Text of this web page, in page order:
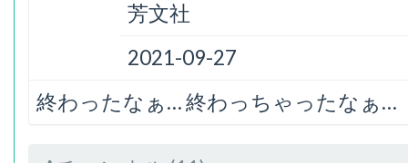
芳文社
2021-09-27
終わったなぁ… 終わっちゃったなぁ…